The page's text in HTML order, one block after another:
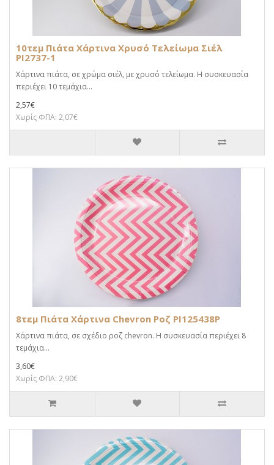
10τεμ Πιάτα Χάρτινα Χρυσό Τελείωμα Σιέλ
PI2737-1
Χάρτινα πιάτα, σε χρώμα σιέλ, με χρυσό τελείωμα. Η συσκευασία
περιέχει 10 τεμάχια...
2,57€
Χωρίς ΦΠΑ: 2,07€
8τεμ Πιάτα Χάρτινα Chevron Ροζ PI125438P
Χάρτινα πιάτα, σε σχέδιο ροζ chevron. Η συσκευασία περιέχει 8
τεμάχια...
3,60€
Χωρίς ΦΠΑ: 2,90€